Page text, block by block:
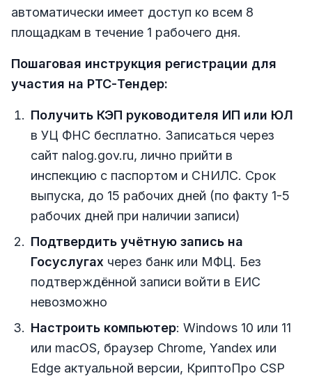
автоматически имеет доступ ко всем 8
площадкам в течение 1 рабочего дня.
Пошаговая инструкция регистрации для
участия на РТС-Тендер:
Получить КЭП руководителя ИП или ЮЛ
в УЦ ФНС бесплатно. Записаться через
сайт nalog.gov.ru, лично прийти в
инспекцию с паспортом и СНИЛС. Срок
выпуска, до 15 рабочих дней (по факту 1-5
рабочих дней при наличии записи)
Подтвердить учётную запись на
Госуслугах через банк или МФЦ. Без
подтверждённой записи войти в ЕИС
невозможно
Настроить компьютер: Windows 10 или 11
или macOS, браузер Chrome, Yandex или
Edge актуальной версии, КриптоПро CSP